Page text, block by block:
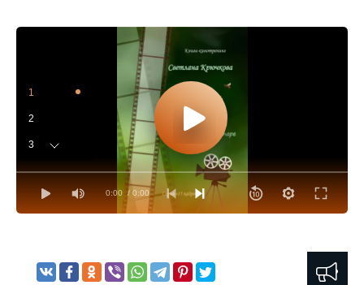
0:00 / 0:00
1
2
3
4